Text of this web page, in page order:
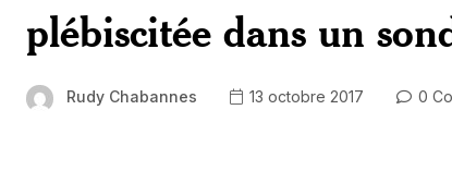
plébiscitée dans un
Rudy Chabannes 13 octobre 2017 0